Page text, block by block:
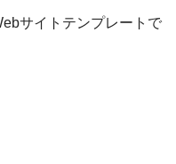
サイトテンプレートで